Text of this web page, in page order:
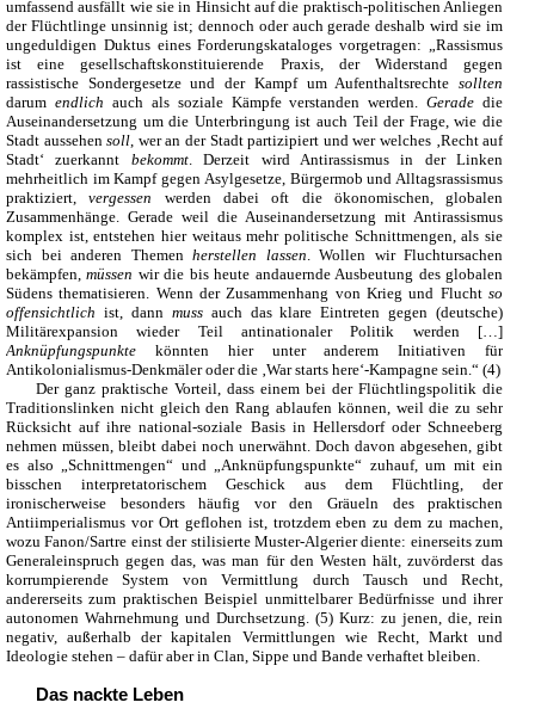
umfassend ausfällt wie sie in Hinsicht auf die praktisch-politischen Anliegen
der Flüchtlinge unsinnig ist; dennoch oder auch gerade deshalb wird sie im
ungeduldigen Duktus eines Forderungskataloges vorgetragen: „Rassismus
ist eine gesellschaftskonstituierende Praxis, der Widerstand gegen
rassistische Sondergesetze und der Kampf um Aufenthaltsrechtesollten
darum endlich auch als soziale Kämpfe verstanden werden.Gerade die
Auseinandersetzung um die Unterbringung ist auch Teil der Frage, wie die
Stadt aussehensoll, wer an der Stadt partizipiert und wer welches ‚Recht auf
Stadt‘ zuerkannt bekommt. Derzeit wird Antirassismus in der Linken
mehrheitlich im Kampf gegen Asylgesetze, Bürgermob und Alltagsrassismus
praktiziert,vergessen werden dabei oft die ökonomischen, globalen
Zusammenhänge. Gerade weil die Auseinandersetzung mit Antirassismus
komplex ist, entstehen hier weitaus mehr politische Schnittmengen, als sie
sich bei anderen Themenherstellen lassen. Wollen wir Fluchtursachen
bekämpfen,müssen wir die bis heute andauernde Ausbeutung des globalen
Südens thematisieren. Wenn der Zusammenhang von Krieg und Fluchtso
offensichtlich ist, dann mussauch das klare Eintreten gegen (deutsche)
Militärexpansion wieder Teil antinationaler Politik werden […]
Anknüpfungspunkte könnten hier unter anderem Initiativen für
Antikolonialismus-Denkmäler oder die ‚War starts here‘-Kampagne sein.“ (4)
Der ganz praktische Vorteil, dass einem bei der Flüchtlingspolitik die
Traditionslinken nicht gleich den Rang ablaufen können, weil die zu sehr
Rücksicht auf ihre national-soziale Basis in Hellersdorf oder Schneeberg
nehmen müssen, bleibt dabei noch unerwähnt. Doch davon abgesehen, gibt
es also „Schnittmengen“ und „Anknüpfungspunkte“ zuhauf, um mit ein
bisschen interpretatorischem Geschick aus dem Flüchtling, der
ironischerweise besonders häufig vor den Gräueln des praktischen
Antiimperialismus vor Ort geflohen ist, trotzdem eben zu dem zu machen,
wozu Fanon/Sartre einst der stilisierte Muster-Algerier diente: einerseits zum
Generaleinspruch gegen das, was man für den Westen hält, zuvörderst das
korrumpierende System von Vermittlung durch Tausch und Recht,
andererseits zum praktischen Beispiel unmittelbarer Bedürfnisse und ihrer
autonomen Wahrnehmung und Durchsetzung. (5) Kurz: zu jenen, die, rein
negativ, außerhalb der kapitalen Vermittlungen wie Recht, Markt und
Ideologie stehen – dafür aber in Clan, Sippe und Bande verhaftet bleiben.
Das nackte Leben